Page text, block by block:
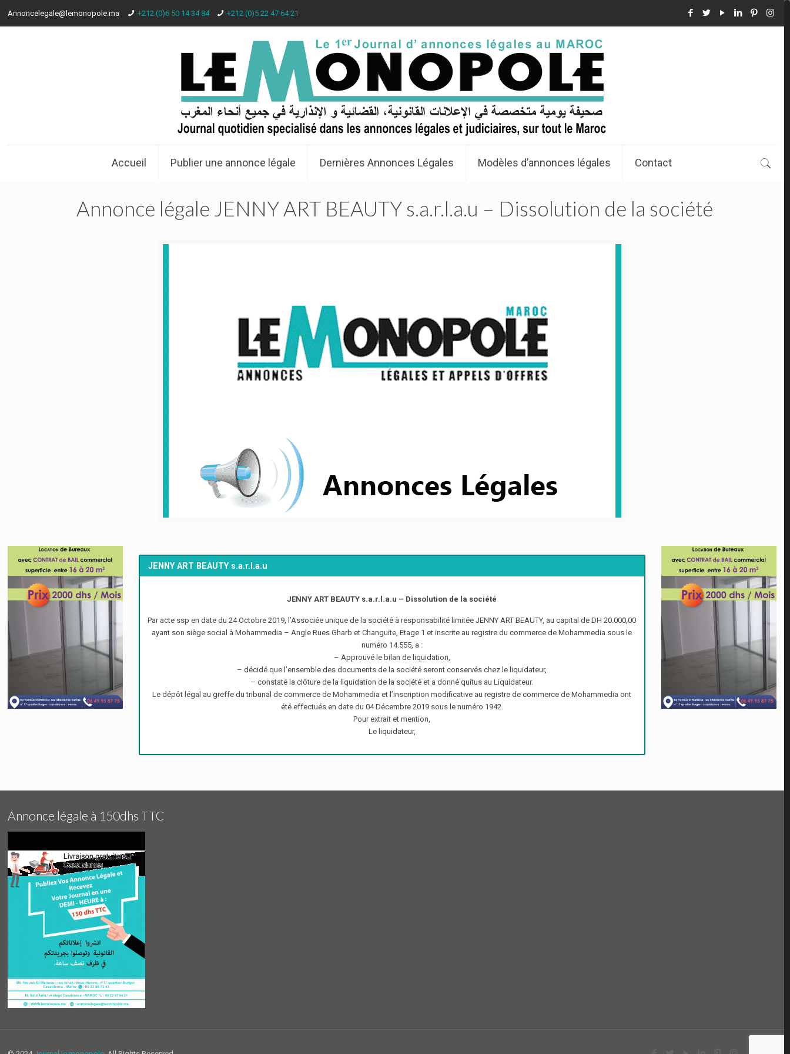
Annoncelegale@lemonopole.ma +212 (0)6 50 14 34 84 +212 (0)5 22 47 64 21
Accueil Publier une annonce légale Dernières Annonces Légales Modèles d’annonces légales Contact
Annonce légale JENNY ART BEAUTY s.a.r.l.a.u – Dissolution de la société
JENNY ART BEAUTY s.a.r.l.a.u
JENNY ART BEAUTY s.a.r.l.a.u – Dissolution de la société
Par acte ssp en date du 24 Octobre 2019, l’Associée unique de la société à responsabilité limitée JENNY ART BEAUTY, au capital de DH 20.000,00
ayant son siège social à Mohammedia – Angle Rues Gharb et Changuite, Etage 1 et inscrite au registre du commerce de Mohammedia sous le
numéro 14.555, a :
– Approuvé le bilan de liquidation,
– décidé que l’ensemble des documents de la société seront conservés chez le liquidateur,
– constaté la clôture de la liquidation de la société et a donné quitus au Liquidateur.
Le dépôt légal au greffe du tribunal de commerce de Mohammedia et l’inscription modificative au registre de commerce de Mohammedia ont
été effectués en date du 04 Décembre 2019 sous le numéro 1942.
Pour extrait et mention,
Le liquidateur,
Annonce légale à 150dhs TTC